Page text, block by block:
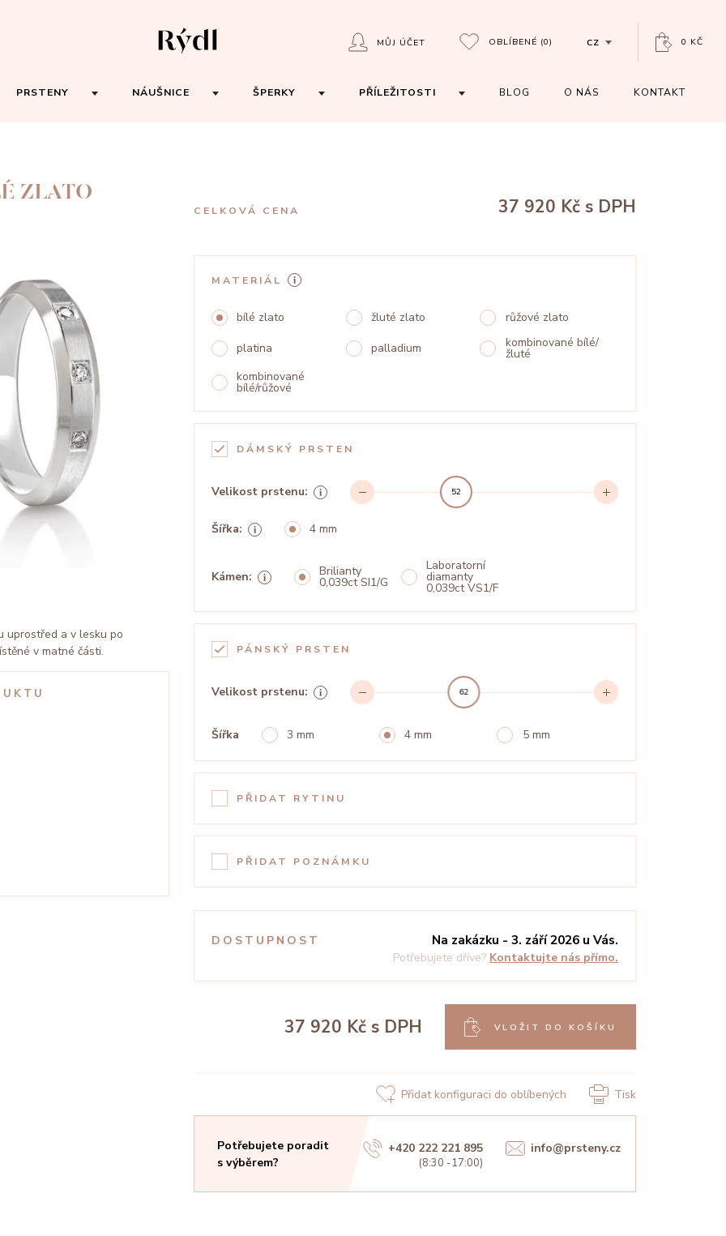
MŮJ ÚČET OBLÍBENÉ (0) CZ 0 KČ
PRSTENY NÁUŠNICE ŠPERKY PŘÍLEŽITOSTI BLOG O NÁS KONTAKT
ZLATO
uprostřed a v lesku po
v matné části.
CELKOVÁ CENA 37 920 Kč s DPH
MATERIÁL
bílé zlato žluté zlato
růžové zlato
platina
palladium kombinované bílé/
žluté
kombinované
bílé/růžové
DÁMSKÝ PRSTEN
Velikost prstenu: 52
Šířka: 4 mm
Kámen: Brilianty
0,039ct SI1/G
Laboratorní
diamanty
0,039ct VS1/F
PÁNSKÝ PRSTEN
Velikost prstenu: 62
Šířka 3 mm 4 mm 5 mm
PŘIDAT RYTINU
PŘIDAT POZNÁMKU
DOSTUPNOST Na zakázku - 3. září 2026 u Vás.
Potřebujete dříve? Kontaktujte nás přímo.
37 920 Kč s DPH VLOŽIT DO KOŠÍKU
Přidat konfiguraci do oblíbených Tisk
Potřebujete poradit
s výběrem?
+420 222 221 895
(8:30 -17:00)
info@prsteny.cz